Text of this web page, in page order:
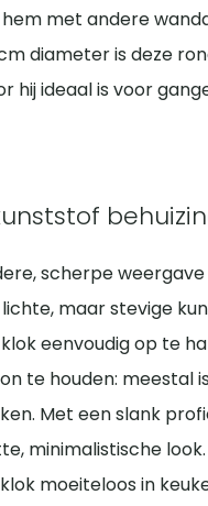
met andere
diameter is deze
ideaal is voor
scherpe
maar stevige
eenvoudig op te
te houden: meestal
Met een slank
minimalistische look.
moeiteloos in